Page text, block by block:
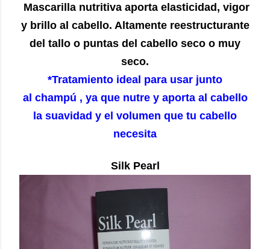
Mascarilla nutritiva aporta elasticidad, vigor
y brillo al cabello. Altamente reestructurante
del tallo o puntas del cabello seco o muy
seco.
*Tratamiento ideal para usar junto
al champú , ya que nutre y aporta al cabello
la suavidad y el volumen que tu cabello
necesita
Silk Pearl